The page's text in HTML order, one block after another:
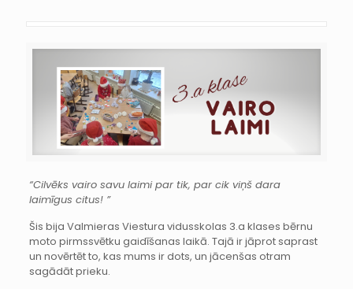
“Cilvēks vairo savu laimi par tik, par cik viņš dara
laimīgus citus! ”
Šis bija Valmieras Viestura vidusskolas 3.a klases bērnu
moto pirmssvētku gaidīšanas laikā. Tajā ir jāprot saprast
un novērtēt to, kas mums ir dots, un jācenšas otram
sagādāt prieku.